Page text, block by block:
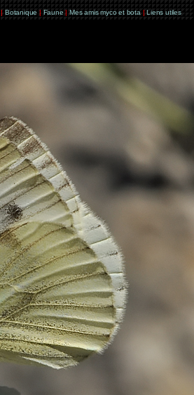
| Botanique | Faune | Mes amis myco et bota | Liens utiles